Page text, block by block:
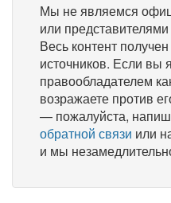
Мы не являемся
или
Весь контент
источников. Если вы
правообладателем
возражаете против
— пожалуйста,
обратной связи или
и мы